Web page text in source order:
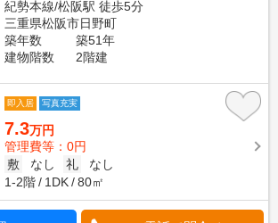
紀勢本線/松阪駅 徒歩5分
三重県松阪市日野町
築年数
築51年
建物階数
2階建
即入居 写真充実
7.3万円
管理費等：0円
敷
なし 礼
なし
1-2階
1DK 80㎡